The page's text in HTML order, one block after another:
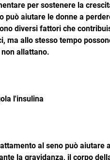
per sostenere la
può aiutare le donne a
diversi fattori che
ma allo stesso tempo
non allattano.
l'insulina
al seno può aiutare
la gravidanza, il corpo